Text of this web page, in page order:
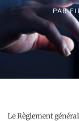
PAR
Le Règlement